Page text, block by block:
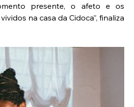
presente, o afeto e os
na casa da Cidoca”, finaliza